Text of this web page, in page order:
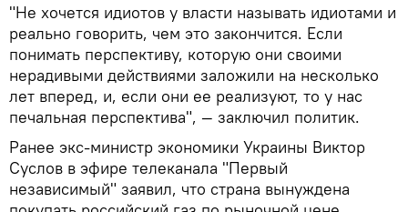
"Не хочется идиотов у власти называть идиотами и
реально говорить, чем это закончится. Если
понимать перспективу, которую они своими
нерадивыми действиями заложили на несколько
лет вперед, и, если они ее реализуют, то у нас
печальная перспектива", — заключил политик.
Ранее экс-министр экономики Украины Виктор
Суслов в эфире телеканала "Первый
независимый" заявил, что страна вынуждена